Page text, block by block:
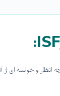
انتظار و خواسته ای